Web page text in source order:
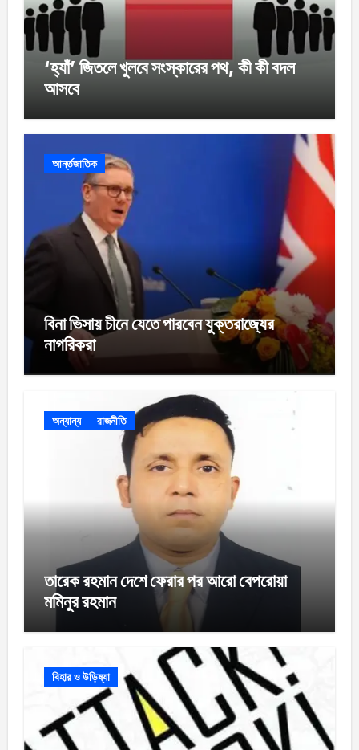
‘হ্যাঁ’ জিতলে খুলবে সংস্কারের পথ, কী কী বদল
আসবে
আর্ন্তজাতিক
বিনা ভিসায় চীনে যেতে পারবেন যুক্তরাজ্যের
নাগরিকরা
অন্যান্য রাজনীতি
তারেক রহমান দেশে ফেরার পর আরো বেপরোয়া
মমিনুর রহমান
বিহার ও উড়িষ্যা